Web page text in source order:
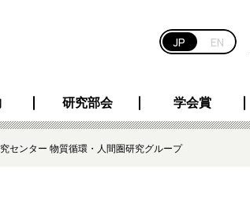
JP EN
研究部会 学会賞
センター 物質循環・人間圏研究グループ